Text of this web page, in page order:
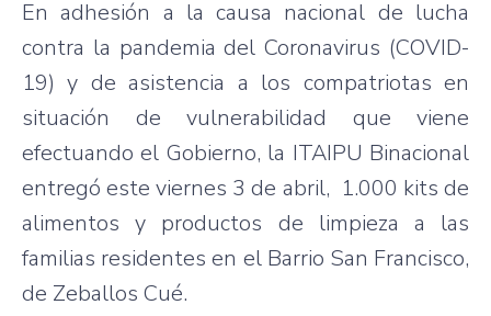
En adhesión a la causa nacional de lucha
contra la pandemia del Coronavirus (COVID-
19) y de asistencia a los compatriotas en
situación de vulnerabilidad que viene
efectuando el Gobierno, la ITAIPU Binacional
entregó este viernes 3 de abril, 1.000 kits de
alimentos y productos de limpieza a las
familias residentes en el Barrio San Francisco,
de Zeballos Cué.